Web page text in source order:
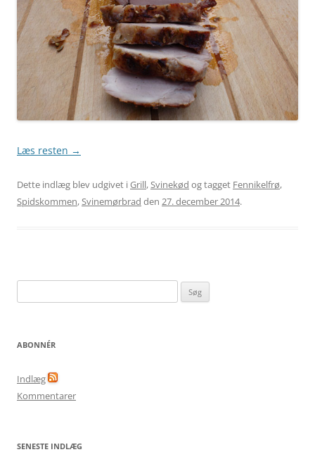
Læs resten →
Dette indlæg blev udgivet iGrill,Svinekød og tagget Fennikelfrø,
Spidskommen,Svinemørbrad den 27. december 2014.
efter:
ABONNÉR
Indlæg
Kommentarer
SENESTE INDLÆG